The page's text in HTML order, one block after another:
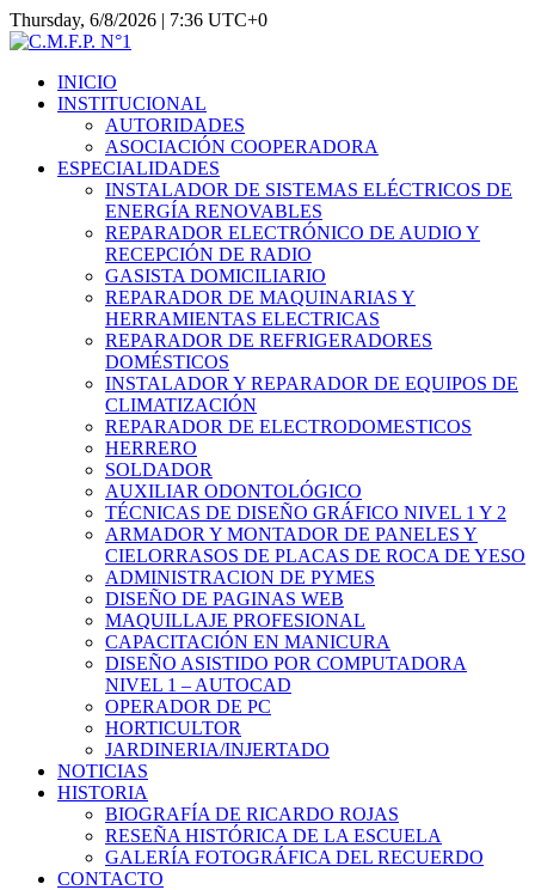
Thursday, 6/8/2026 | 7:36 UTC+0
INICIO
INSTITUCIONAL
AUTORIDADES
ASOCIACIÓN COOPERADORA
ESPECIALIDADES
INSTALADOR DE SISTEMAS ELÉCTRICOS DE
ENERGÍA RENOVABLES
REPARADOR ELECTRÓNICO DE AUDIO Y
RECEPCIÓN DE RADIO
GASISTA DOMICILIARIO
REPARADOR DE MAQUINARIAS Y
HERRAMIENTAS ELECTRICAS
REPARADOR DE REFRIGERADORES
DOMÉSTICOS
INSTALADOR Y REPARADOR DE EQUIPOS DE
CLIMATIZACIÓN
REPARADOR DE ELECTRODOMESTICOS
HERRERO
SOLDADOR
AUXILIAR ODONTOLÓGICO
TÉCNICAS DE DISEÑO GRÁFICO NIVEL 1 Y 2
ARMADOR Y MONTADOR DE PANELES Y
CIELORRASOS DE PLACAS DE ROCA DE YESO
ADMINISTRACION DE PYMES
DISEÑO DE PAGINAS WEB
MAQUILLAJE PROFESIONAL
CAPACITACIÓN EN MANICURA
DISEÑO ASISTIDO POR COMPUTADORA
NIVEL 1 – AUTOCAD
OPERADOR DE PC
HORTICULTOR
JARDINERIA/INJERTADO
NOTICIAS
HISTORIA
BIOGRAFÍA DE RICARDO ROJAS
RESEÑA HISTÓRICA DE LA ESCUELA
GALERÍA FOTOGRÁFICA DEL RECUERDO
CONTACTO